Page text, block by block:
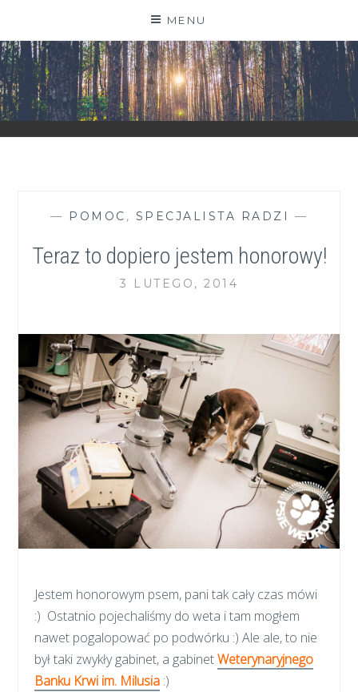
content
MENU
ZGRANESTADO.PL
FOTOGRAFICZNE ZAPISKI DNIA CODZIENNEGO
— POMOC , SPECJALISTA RADZI —
Teraz to dopiero jestem honorowy!
3 LUTEGO, 2014
Jestem honorowym psem, pani tak cały czas mówi
:) Ostatnio pojechaliśmy do weta i tam mogłem
nawet pogalopować po podwórku :) Ale ale, to nie
był taki zwykły gabinet, a gabinetWeterynaryjnego
Banku Krwi im. Milusia :)